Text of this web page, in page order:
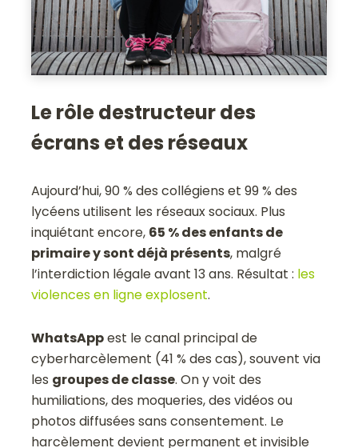
Le rôle destructeur des
écrans et des réseaux
Aujourd’hui, 90 % des collégiens et 99 % des
lycéens utilisent les réseaux sociaux. Plus
inquiétant encore, 65 % des enfants de
primaire y sont déjà présents, malgré
l’interdiction légale avant 13 ans. Résultat : les
violences en ligne explosent.
WhatsAppest le canal principal de
cyberharcèlement (41 % des cas), souvent via
les groupes de classe. On y voit des
humiliations, des moqueries, des vidéos ou
photos diffusées sans consentement. Le
harcèlement devient permanent et invisible